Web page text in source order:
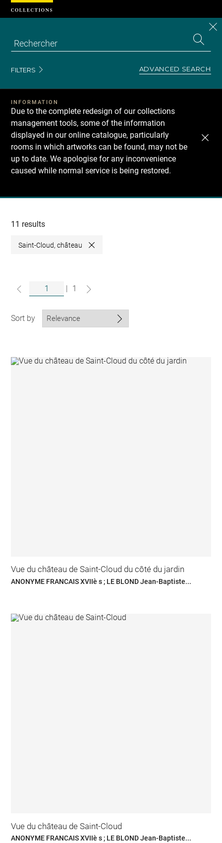
FILTERS ADVANCED SEARCH
INFORMATION
Due to the complete redesign of our collections
management tools, some of the information
displayed in our online catalogue, particularly
rooms in which artworks can be found, may not be
up to date. We apologise for any inconvenience
caused while normal service is being restored.
Recherche
collections
11 results
Saint-Cloud, château Close
1
Sort by
Vue du château de Saint-Cloud du côté du jardin
ANONYME FRANCAIS XVIIè s ; LE BLOND Jean-Baptiste...
Vue du château de Saint-Cloud
ANONYME FRANCAIS XVIIè s ; LE BLOND Jean-Baptiste...
Cookies management panel